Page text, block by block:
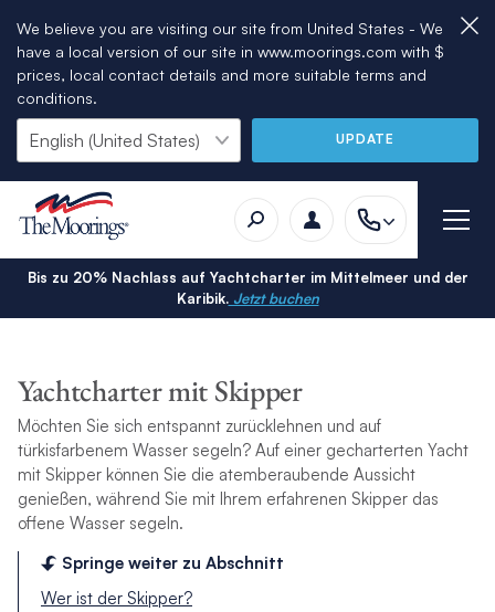
We believe you are visiting our site from United States - We
have a local version of our site in www.moorings.com with $
prices, local contact details and more suitable terms and
conditions.
UPDATE
Bis zu 20% Nachlass auf Yachtcharter im Mittelmeer und der
Karibik.Jetzt buchen
Yachtcharter mit Skipper
Möchten Sie sich entspannt zurücklehnen und auf
türkisfarbenem Wasser segeln? Auf einer gecharterten Yacht
mit Skipper können Sie die atemberaubende Aussicht
genießen, während Sie mit Ihrem erfahrenen Skipper das
offene Wasser segeln.
Springe weiter zu Abschnitt
Wer ist der Skipper?